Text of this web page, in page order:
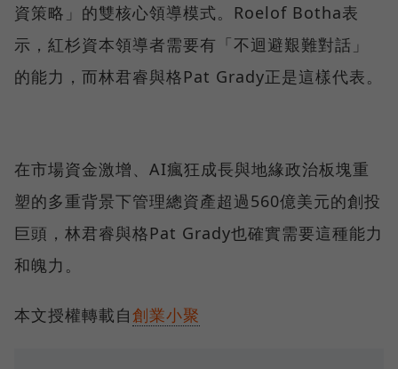
資策略」的雙核心領導模式。Roelof Botha表
示，紅杉資本領導者需要有「不迴避艱難對話」
的能力，而林君睿與格Pat Grady正是這樣代表。
在市場資金激增、AI瘋狂成長與地緣政治板塊重
塑的多重背景下管理總資產超過560億美元的創投
巨頭，林君睿與格Pat Grady也確實需要這種能力
和魄力。
本文授權轉載自創業小聚